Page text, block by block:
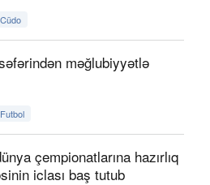
Cüdo
məğlubiyyətlə
Futbol
çempionatlarına hazırlıq
iclası baş tutub